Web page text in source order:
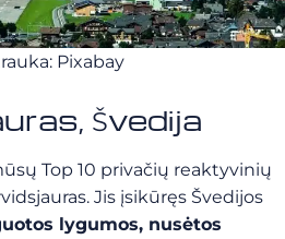
Pixabay
Švedija
Top 10 privačių reaktyvinių
Jis įsikūręs Švedijos
lygumos, nusėtos